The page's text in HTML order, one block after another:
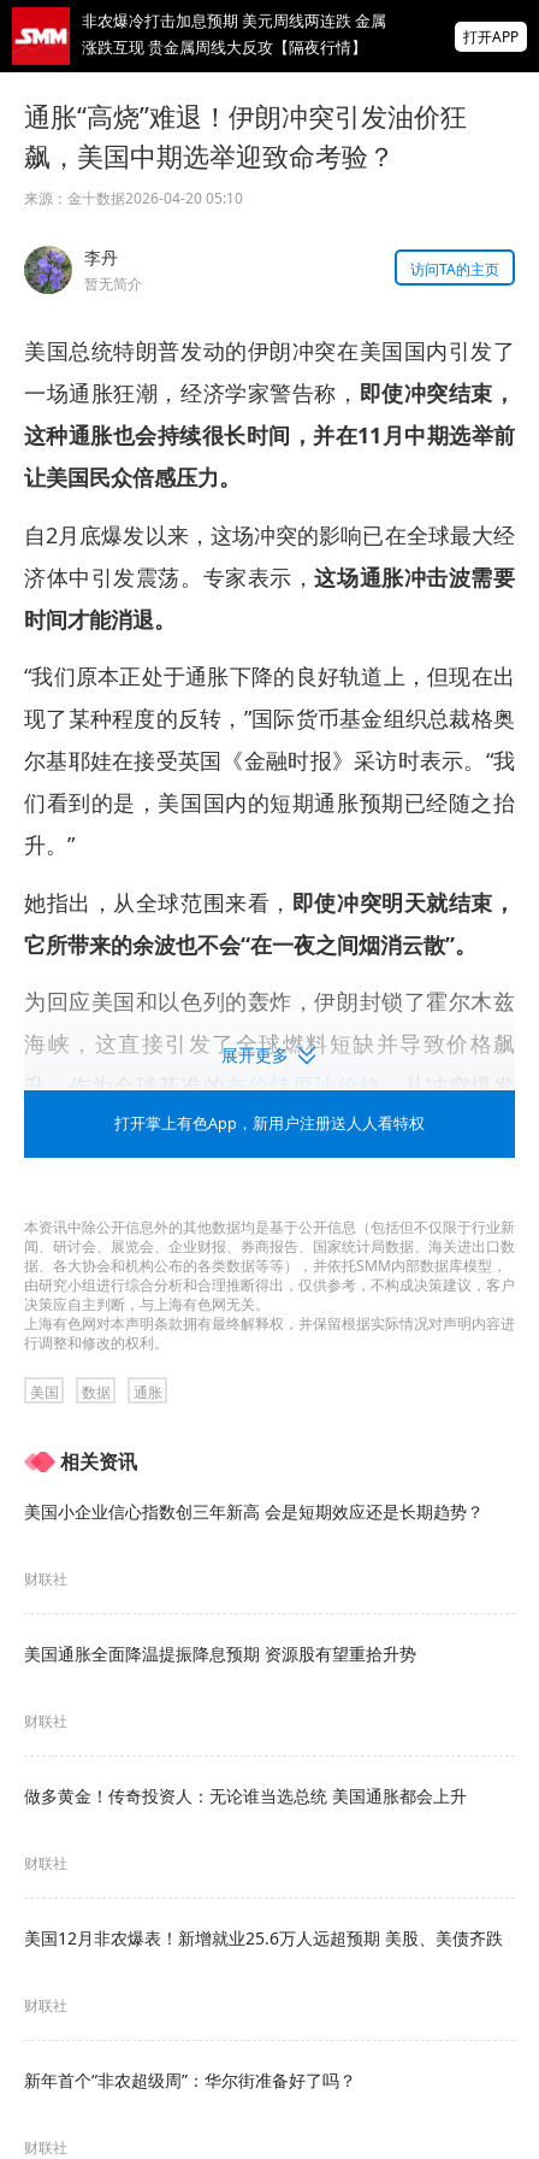
非农爆冷打击加息预期 美元周线两连跌 金属
涨跌互现 贵金属周线大反攻【隔夜行情】
寻锌行业破局发展新机遇
美国拟投30亿美元扶持关键矿产
为有色行业打造的神器
打开APP
通胀“高烧”难退！伊朗冲突引发油价狂
飙，美国中期选举迎致命考验？
来源： 金十数据2026-04-20 05:10
李丹
暂无简介
访问TA的主页
美国总统特朗普发动的伊朗冲突在美国国内引发了
一场通胀狂潮，经济学家警告称， 即使冲突结束，
这种通胀也会持续很长时间，并在11月中期选举前
让美国民众倍感压力。
自2月底爆发以来，这场冲突的影响已在全球最大经
济体中引发震荡。专家表示，这场通胀冲击波需要
时间才能消退。
“我们原本正处于通胀下降的良好轨道上，但现在出
现了某种程度的反转，”国际货币基金组织总裁格奥
尔基耶娃在接受英国《金融时报》采访时表示。“我
们看到的是，美国国内的短期通胀预期已经随之抬
升。”
她指出，从全球范围来看， 即使冲突明天就结束，
它所带来的余波也不会“在一夜之间烟消云散”。
为回应美国和以色列的轰炸，伊朗封锁了霍尔木兹
海峡，这直接引发了全球燃料短缺并导致价格飙
升。作为全球基准的布伦特原油价格，从冲突爆发
时的每桶约70美元，一路狂飙至最高点时的110多
德黑兰在上周五宣布，在暂时停火期间，将开放这
条通常承载全球五分之一石油供应量的重要水道，
这促使原油价格暴跌超过10%，至每桶90美元以
下。但在上周六，伊朗方面又表示，该海峡不会完
全重新开放，并将继续处于德黑兰的“严格控制”之
留下深远的影响。
根据美国劳工统计局的数据，受汽油价格飙升的主
至3.3%，创下两年来的最高水平。
国际货币基金组织目前预计，美国2026年的通胀率
织也将预测值从2.8%大幅上调至4.2%。
彼得森国际经济研究所高级研究员Joseph Gagnon
冲突时的预期。”
“通胀将会逐渐回落，但即便到了12月，也不可能完
展开更多
打开掌上有色App ，新用户注册送人人看特权
本资讯中除公开信息外的其他数据均是基于公开信息（包括但不仅限于行业新
闻、研讨会、展览会、企业财报、券商报告、国家统计局数据、海关进出口数
据、各大协会和机构公布的各类数据等等），并依托SMM内部数据库模型，
由研究小组进行综合分析和合理推断得出，仅供参考，不构成决策建议，客户
决策应自主判断，与上海有色网无关。
上海有色网对本声明条款拥有最终解释权，并保留根据实际情况对声明内容进
行调整和修改的权利。
美国 数据 通胀
相关资讯
美国小企业信心指数创三年新高 会是短期效应还是长期趋势？
财联社
美国通胀全面降温提振降息预期 资源股有望重拾升势
财联社
做多黄金！传奇投资人：无论谁当选总统 美国通胀都会上升
财联社
美国12月非农爆表！新增就业25.6万人远超预期 美股、美债齐跌
财联社
新年首个“非农超级周”：华尔街准备好了吗？
财联社